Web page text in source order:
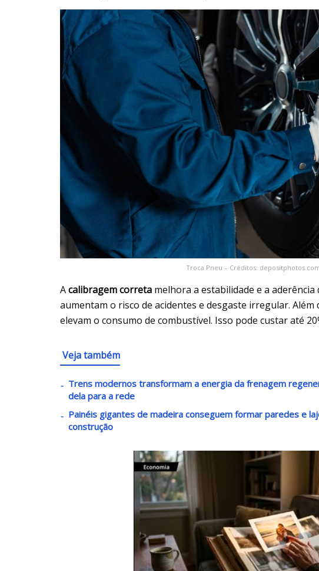
Troca Pneu – Créditos:
Acalibragem correta melhora a estabilidade e a
aumentam o risco de acidentes e desgaste irregular.
elevam o consumo de combustível. Isso pode custar até
Veja também
Trens modernos transformam a energia da frenagem
dela para a rede
Painéis gigantes de madeira conseguem formar paredes e
construção